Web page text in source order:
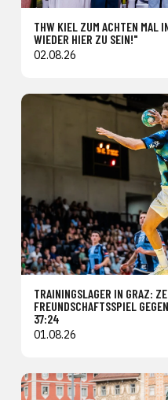
THW KIEL ZUM ACHTEN MAL
WIEDER HIER ZU SEIN!"
02.08.26
TRAININGSLAGER IN GRAZ:
FREUNDSCHAFTSSPIEL
37:24
01.08.26